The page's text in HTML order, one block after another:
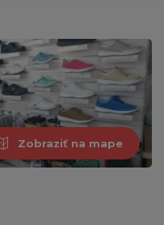
Zobraziť na mape